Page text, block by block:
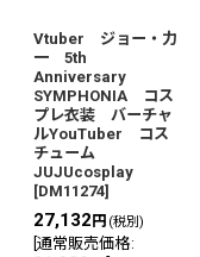
Vtuber ジョー・力
一 5th
Anniversary
SYMPHONIA コス
プレ衣装 バーチャ
ルYouTuber コス
チューム
JUJUcosplay
[DM11274]
27,132 円 (税別)
通常販売価格: